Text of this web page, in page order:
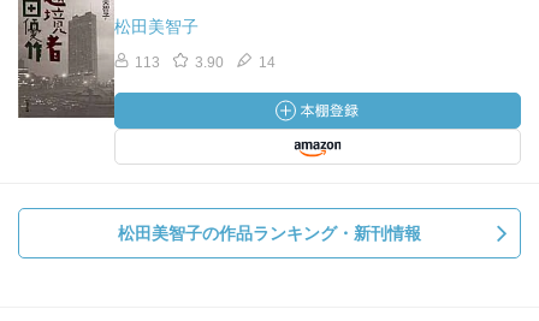
松田美智子
113 3.90 14
松田美智子の作品ランキング・新刊情報